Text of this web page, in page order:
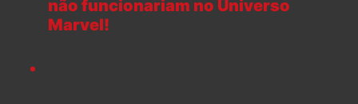
não funcionariam no Universo
Marvel!